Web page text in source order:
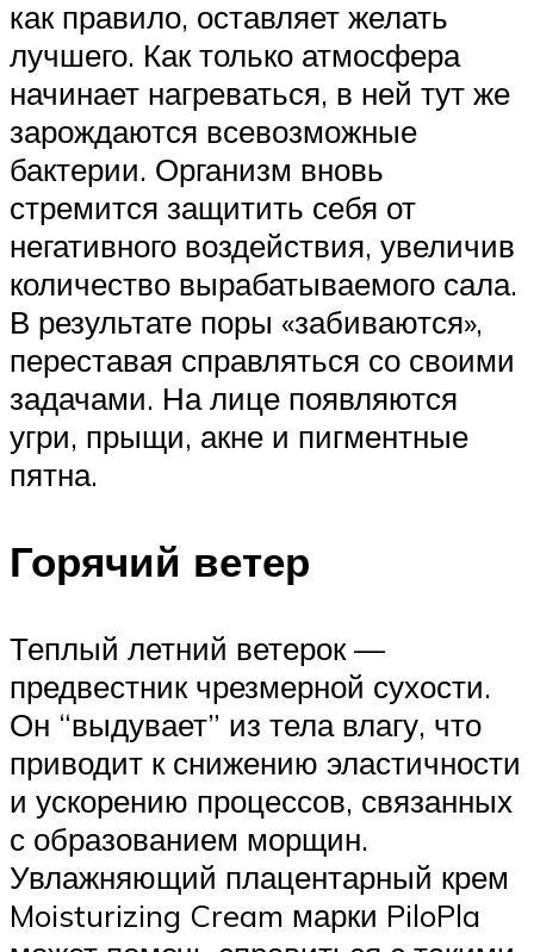
как правило, оставляет желать
лучшего. Как только атмосфера
начинает нагреваться, в ней тут же
зарождаются всевозможные
бактерии. Организм вновь
стремится защитить себя от
негативного воздействия, увеличив
количество вырабатываемого сала.
В результате поры «забиваются»,
переставая справляться со своими
задачами. На лице появляются
угри, прыщи, акне и пигментные
пятна.
Горячий ветер
Теплый летний ветерок —
предвестник чрезмерной сухости.
Он “выдувает” из тела влагу, что
приводит к снижению эластичности
и ускорению процессов, связанных
с образованием морщин.
Увлажняющий плацентарный крем
Moisturizing Cream марки PiloPla